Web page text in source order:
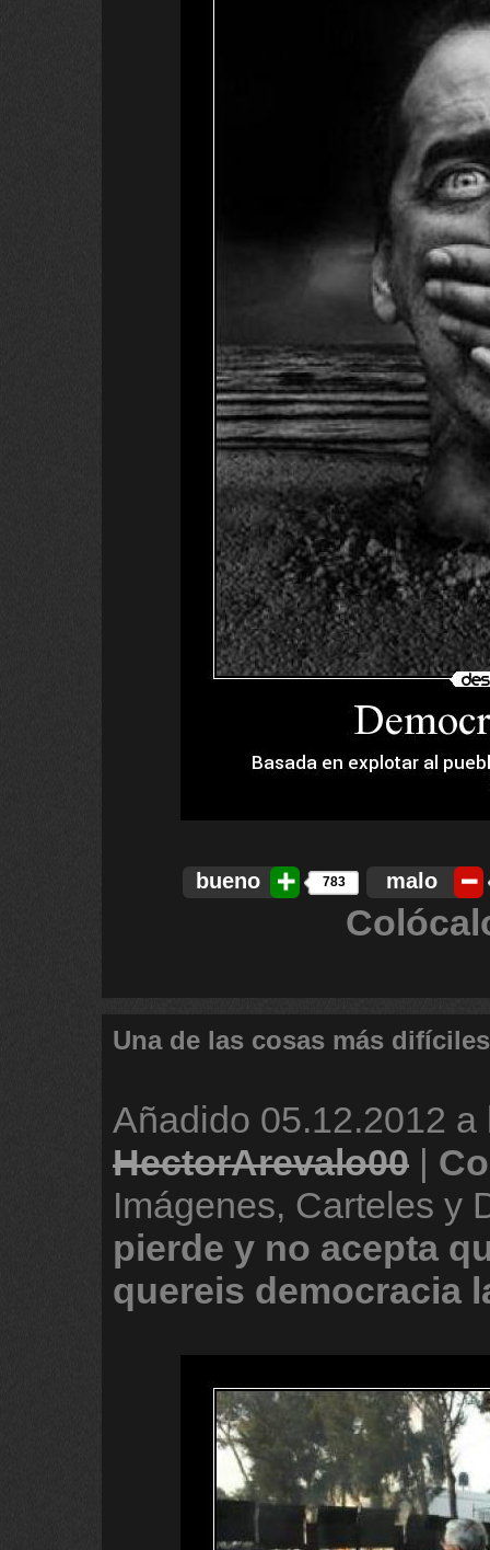
bueno 783 malo
Una de las cosas más
Añadido 05.12.2012 a
HectorArevalo00 |
Imágenes, Carteles y
pierde y no acepta
quereis democracia